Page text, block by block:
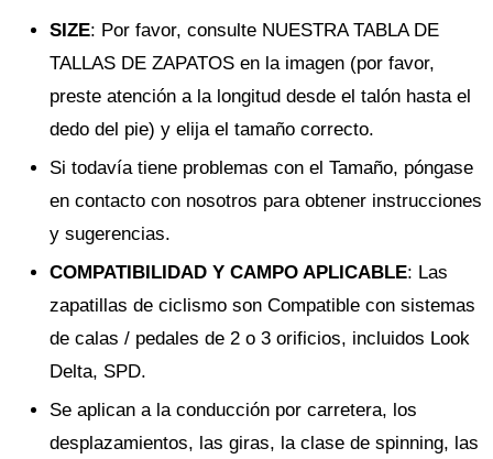
SIZE: Por favor, consulte NUESTRA TABLA DE
TALLAS DE ZAPATOS en la imagen (por favor,
preste atención a la longitud desde el talón hasta el
dedo del pie) y elija el tamaño correcto.
Si todavía tiene problemas con el Tamaño, póngase
en contacto con nosotros para obtener instrucciones
y sugerencias.
COMPATIBILIDAD Y CAMPO APLICABLE: Las
zapatillas de ciclismo son Compatible con sistemas
de calas / pedales de 2 o 3 orificios, incluidos Look
Delta, SPD.
Se aplican a la conducción por carretera, los
desplazamientos, las giras, la clase de spinning, las